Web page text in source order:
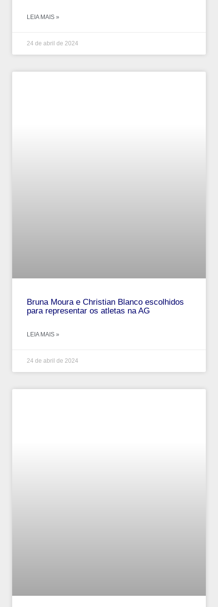
LEIA MAIS »
24 de abril de 2024
Bruna Moura e Christian Blanco escolhidos
para representar os atletas na AG
LEIA MAIS »
24 de abril de 2024